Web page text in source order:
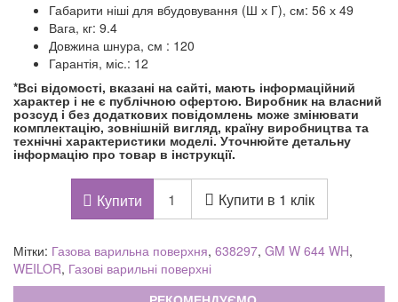
Габарити ніші для вбудовування (Ш х Г), см: 56 х 49
Вага, кг: 9.4
Довжина шнура, см : 120
Гарантія, міс.: 12
*Всі відомості, вказані на сайті, мають інформаційний
характер і не є публічною офертою. Виробник на власний
розсуд і без додаткових повідомлень може змінювати
комплектацію, зовнішній вигляд, країну виробництва та
технічні характеристики моделі. Уточнюйте детальну
інформацію про товар в інструкції.
Купити Купити в 1 клік
Мітки: Газова варильна поверхня, 638297, GM W 644 WH,
WEILOR, Газові варильні поверхні